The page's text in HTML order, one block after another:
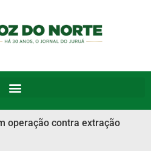
operação contra extração